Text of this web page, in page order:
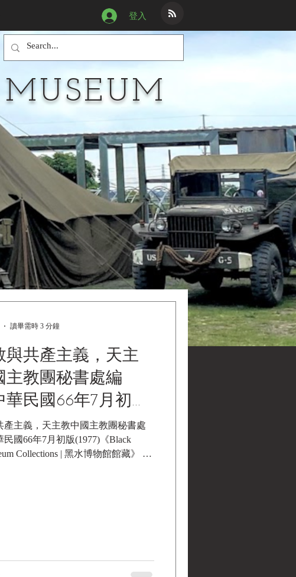
登入
與共產主義，天主
主教團秘書處編
華民國66年7月初版
產主義，天主教中國主教團秘書處
民國66年7月初版(1977)《Black
| 黑水博物館館藏》 編
讀畢需時 3 分鐘